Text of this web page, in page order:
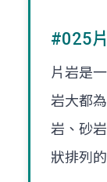
#025
片岩是
岩大都
岩、砂
狀排列